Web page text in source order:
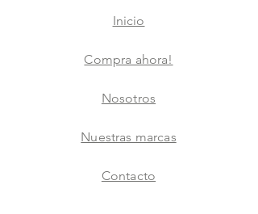
Inicio
Compra ahora!
Nosotros
Nuestras marcas
Contacto